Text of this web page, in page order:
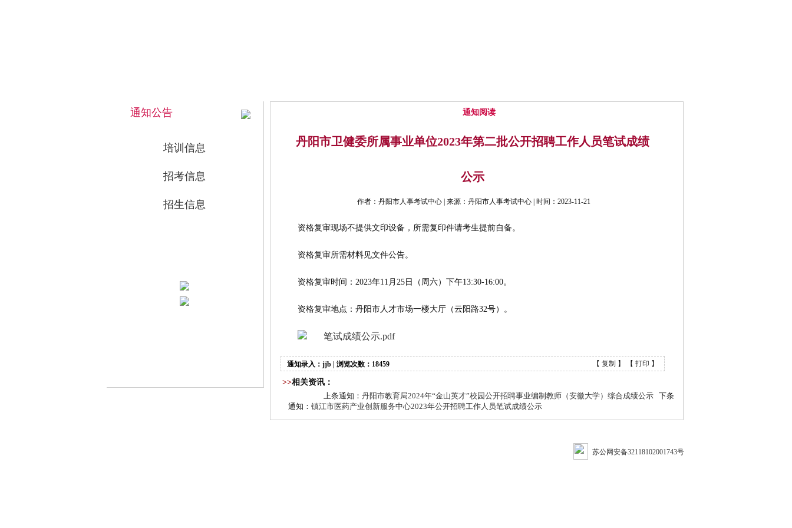
通知公告
培训信息
招考信息
招生信息
通知阅读
丹阳市卫健委所属事业单位2023年第二批公开招聘工作人员笔试成绩
公示
作者：丹阳市人事考试中心 | 来源：丹阳市人事考试中心 | 时间：2023-11-21
资格复审现场不提供文印设备，所需复印件请考生提前自备。
资格复审所需材料见文件公告。
资格复审时间：2023年11月25日（周六）下午13:30-16:00。
资格复审地点：丹阳市人才市场一楼大厅（云阳路32号）。
笔试成绩公示.pdf
通知录入：jjb | 浏览次数：18459 【 复制 】 【 打印 】
>>相关资讯：
上条通知： 丹阳市教育局2024年“金山英才”校园公开招聘事业编制教师（安徽大学）综合成绩公示 下条
通知： 镇江市医药产业创新服务中心2023年公开招聘工作人员笔试成绩公示
苏公网安备32118102001743号